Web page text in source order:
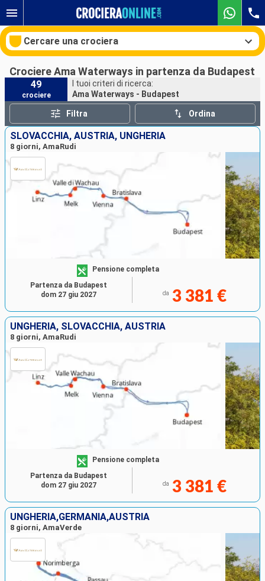
Cercare una crociera
Le nostre destinazioni
Mesi di partenza
Porti
Ricerca
Crociere Ama Waterways in partenza da Budapest
49
crociere
I tuoi criteri di ricerca:
Ama Waterways - Budapest
Filtra Ordina
SLOVACCHIA, AUSTRIA, UNGHERIA
8 giorni, AmaRudi
Pensione completa
da 3 381 €
Partenza da Budapest
dom 27 giu 2027
UNGHERIA, SLOVACCHIA, AUSTRIA
8 giorni, AmaRudi
Pensione completa
da 3 381 €
Partenza da Budapest
dom 27 giu 2027
UNGHERIA,GERMANIA,AUSTRIA
8 giorni, AmaVerde